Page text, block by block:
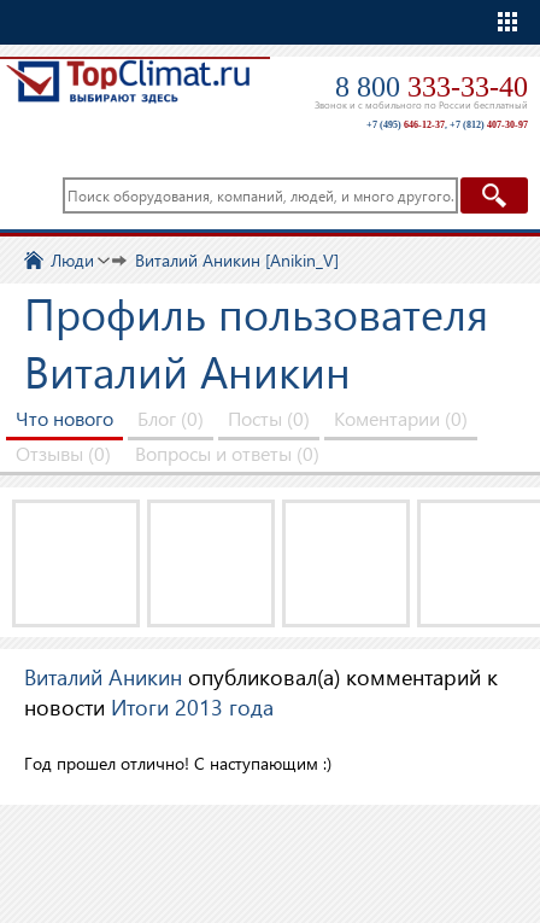
8 800 333-33-40
Звонок и с мобильного по России бесплатный
+7 (495) 646-12-37, +7 (812) 407-30-97
Люди Виталий Аникин [Anikin_V]
Профиль пользователя
Виталий Аникин
Что нового Блог (0) Посты (0)
Коментарии (0)
Отзывы (0)
Вопросы и ответы (0)
Виталий Аникин опубликовал(а) комментарий к
новости Итоги 2013 года
Год прошел отлично! С наступающим :)